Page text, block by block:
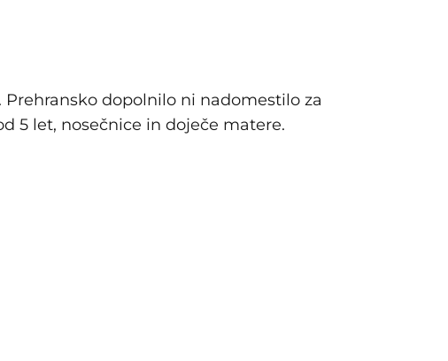
dopolnilo ni nadomestilo za
5 let, nosečnice in doječe matere.